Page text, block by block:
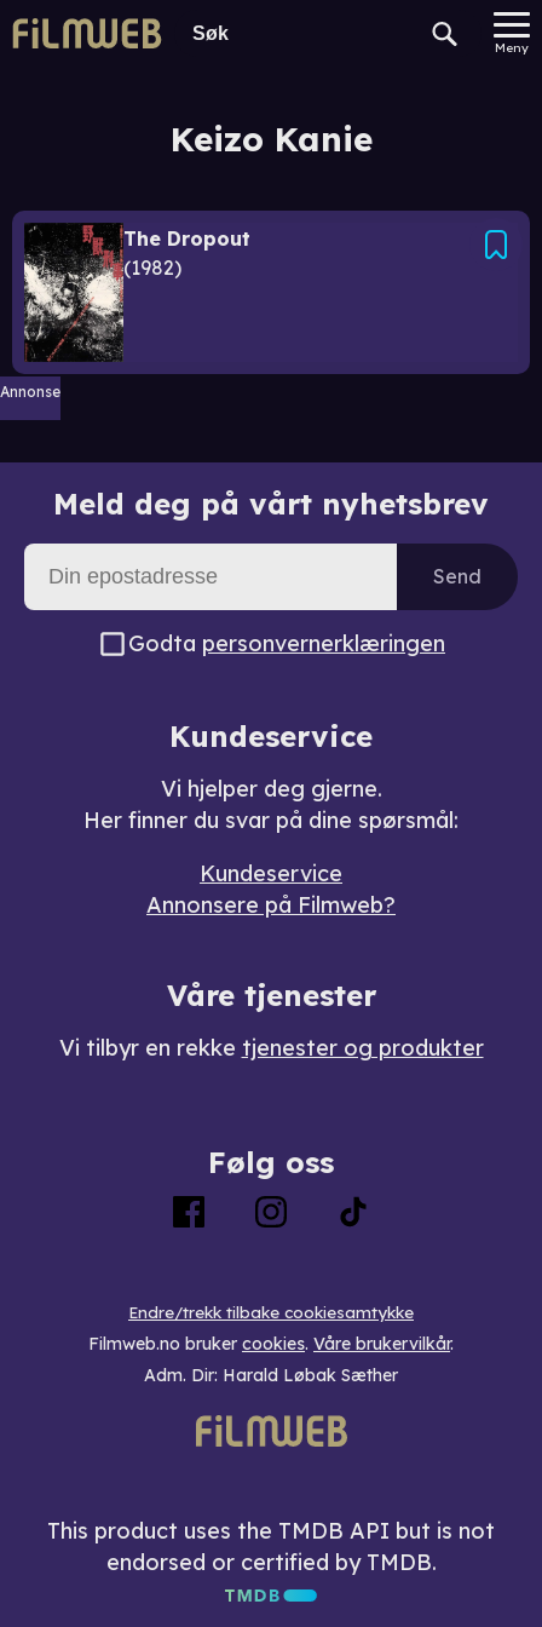
Meny
Keizo Kanie
The Dropout
1982
Annonse
Meld deg på vårt nyhetsbrev
Send
Godta personvernerklæringen
Kundeservice
Vi hjelper deg gjerne.
Her finner du svar på dine spørsmål:
Kundeservice
Annonsere på Filmweb?
Våre tjenester
Vi tilbyr en rekke tjenester og produkter
Følg oss
Endre/trekk tilbake cookiesamtykke
Filmweb.no bruker cookies. Våre brukervilkår.
Adm. Dir: Harald Løbak Sæther
This product uses the TMDB API but is not
endorsed or certified by TMDB.